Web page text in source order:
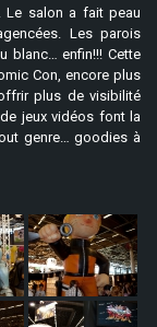
Le salon a fait peau
Les parois
blanc… enfin!!! Cette
Con, encore plus
plus de visibilité
jeux vidéos font la
genre… goodies à